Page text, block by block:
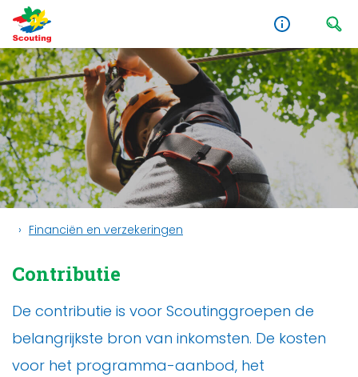
Financiën en verzekeringen
Contributie
De contributie is voor Scoutinggroepen de
belangrijkste bron van inkomsten. De kosten
voor het programma-aanbod, het